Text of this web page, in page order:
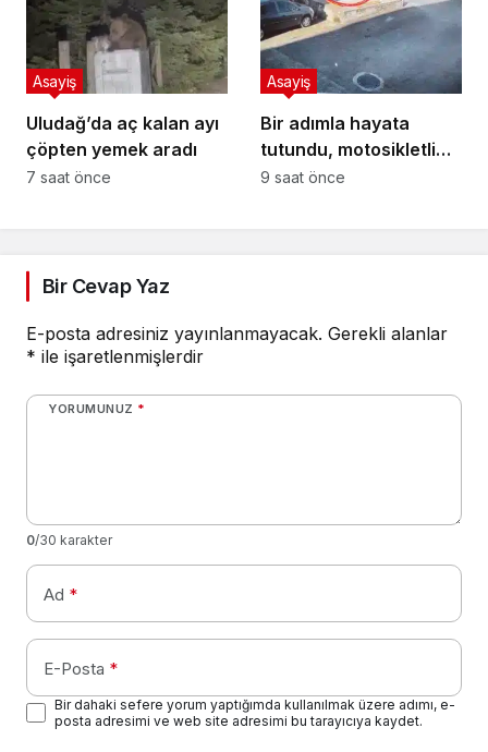
Uludağ’da aç kalan ayı
çöpten yemek aradı
Asayiş
7 saat önce
Bir adımla hayata
tutundu, motosikletli
duvara çarparak can
Asayiş
9 saat önce
Bir Cevap Yaz
E-posta adresiniz yayınlanmayacak. Gerekli alanlar
* ile işaretlenmişlerdir
YORUMUNUZ *
0/30 karakter
Ad *
E-Posta *
Bir dahaki sefere yorum yaptığımda kullanılmak üzere adımı, e-
posta adresimi ve web site adresimi bu tarayıcıya kaydet.